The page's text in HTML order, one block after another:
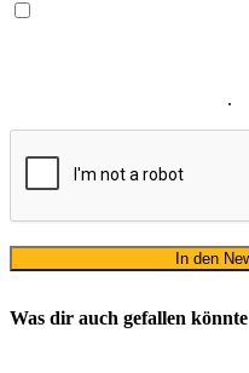
.
Was dir auch gefallen könnte